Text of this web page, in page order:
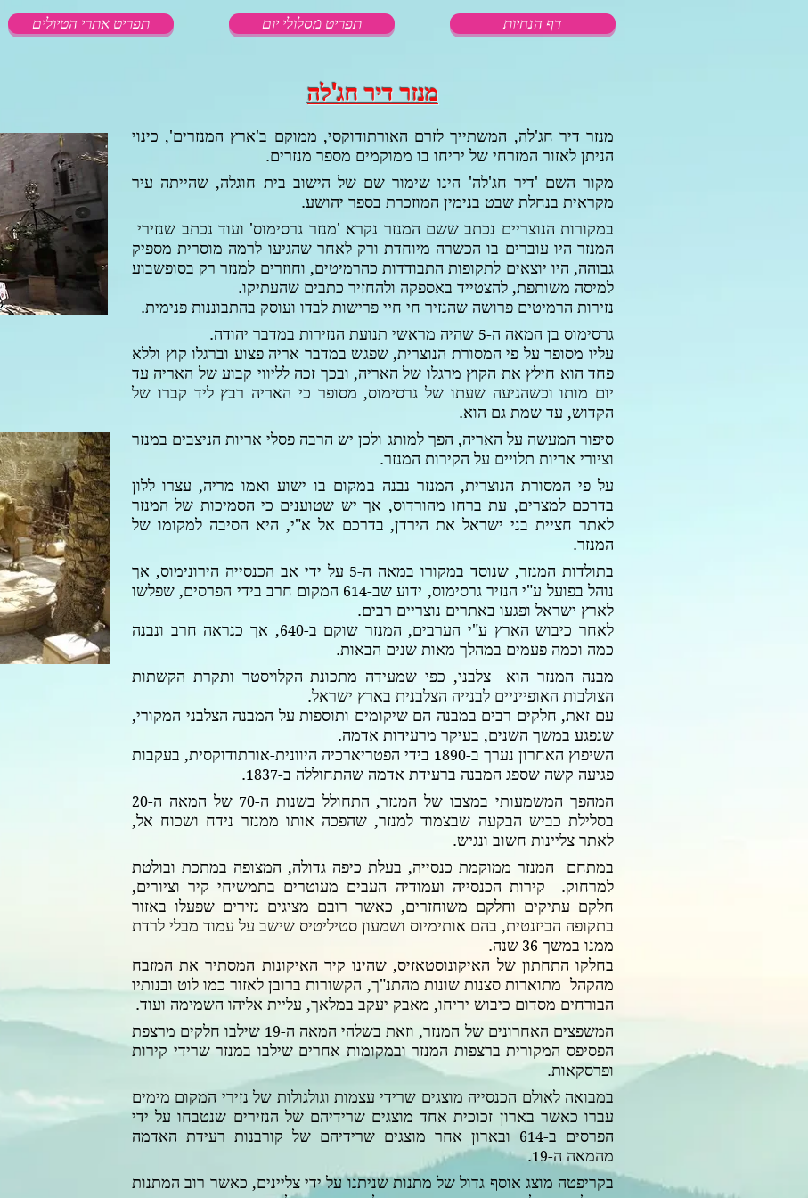
תפריט אתרי הטיולים תפריט מסלולי יום דף הנחיות
מנזר דיר חג'לה
מנזר דיר חג'לה, המשתייך לזרם האורתודוקסי, ממוקם ב'ארץ המנזרים', כינוי
הניתן לאזור המזרחי של יריחו בו ממוקמים מספר מנזרים.
מקור השם 'דיר חג'לה' הינו שימור שם של הישוב בית חוגלה, שהייתה עיר
מקראית בנחלת שבט בנימין המוזכרת בספר יהושע.
במקורות הנוצריים נכתב ששם המנזר נקרא 'מנזר גרסימוס' ועוד נכתב שנזירי
המנזר היו עוברים בו הכשרה מיוחדת ורק לאחר שהגיעו לרמה מוסרית מספיק
גבוהה, היו יוצאים לתקופות התבודדות כהרמיטים, וחוזרים למנזר רק בסופשבוע
למיסה משותפת, להצטייד באספקה ולהחזיר כתבים שהעתיקו.
נזירות הרמיטים פרושה שהנזיר חי חיי פרישות לבדו ועוסק בהתבוננות פנימית.
גרסימוס בן המאה ה-5 שהיה מראשי תנועת הנזירות במדבר יהודה.
עליו מסופר על פי המסורת הנוצרית, שפגש במדבר אריה פצוע וברגלו קוץ וללא
פחד הוא חילץ את הקוץ מרגלו של האריה, ובכך זכה לליווי קבוע של האריה עד
יום מותו וכשהגיעה שעתו של גרסימוס, מסופר כי האריה רבץ ליד קברו של
הקדוש, עד שמת גם הוא.
סיפור המעשה על האריה, הפך למותג ולכן יש הרבה פסלי אריות הניצבים במנזר
וציורי אריות תלויים על הקירות המנזר.
על פי המסורת הנוצרית, המנזר נבנה במקום בו ישוע ואמו מריה, עצרו ללון
בדרכם למצרים, עת ברחו מהורדוס, אך יש שטוענים כי הסמיכות של המנזר
לאתר חציית בני ישראל את הירדן, בדרכם אל א"י, היא הסיבה למקומו של
המנזר.
בתולדות המנזר, שנוסד במקורו במאה ה-5 על ידי אב הכנסייה הירונימוס, אך
נוהל בפועל ע"י הנזיר גרסימוס, ידועשב-614 המקום חרב בידי הפרסים, שפלשו
לארץ ישראל ופגעו באתרים נוצריים רבים.
לאחר כיבוש הארץ ע"י הערבים, המנזר שוקם ב-640, אך כנראה חרב ונבנה
כמה וכמה פעמים במהלך מאות שנים הבאות.
מבנה המנזר הוא צלבני, כפי שמעידה מתכונת הקלויסטר ותקרת הקשתות
הצולבות האופייניים לבנייה הצלבנית בארץ ישראל.
עם זאת, חלקים רבים במבנה הם שיקומים ותוספות על המבנה הצלבני המקורי,
שנפגע במשך השנים, בעיקר מרעידות אדמה.
השיפוץ האחרון נערך ב-1890 בידי הפטריארכיה היוונית-אורתודוקסית, בעקבות
פגיעה קשה שספג המבנה ברעידת אדמה שהתחוללה ב-1837
.
המהפך המשמעותי במצבו של המנזר, התחולל בשנות ה-70 של המאה ה-20
בסלילת כביש הבקעה שבצמוד למנזר, שהפכה אותו ממנזר נידח ושכוח אל,
לאתר צליינות חשוב ונגיש.
במתחם המנזר ממוקמת כנסייה, בעלת כיפה גדולה, המצופה במתכת ובולטת
למרחוק. קירות הכנסייה ועמודיה העבים מעוטרים בתמשיחי קיר וציורים,
חלקם עתיקים וחלקם משוחזרים, כאשר רובם מציגים נזירים שפעלו באזור
בתקופה הביזנטית, בהם אותימיוס ושמעון סטיליטיס שישב על עמוד מבלי לרדת
ממנו במשך 36 שנה.
בחלקו התחתון של האיקונוסטאזיס, שהינו קיר האיקונות המסתיר את המזבח
מהקהל מתוארות סצנות שונות מהתנ"ך, הקשורות ברובן לאזור כמו לוט ובנותיו
הבורחים מסדום כיבוש יריחו, מאבק יעקב במלאך, עליית אליהו השמימה ועוד.
המשפצים האחרונים של המנזר, וזאת בשלהי המאה ה-19 שילבו חלקים מרצפת
הפסיפס המקורית ברצפות המנזר ובמקומות אחריםשילבו במנזר שרידי קירות
ופרסקאות.
במבואה לאולם הכנסייה מוצגים שרידי עצמות וגולגולות של נזירי המקום מימים
עברו כאשר בארון זכוכית אחד מוצגים שרידיהם של הנזירים שנטבחו על ידי
הפרסים ב-614
ובארון אחר מוצגים שרידיהם של קורבנות רעידת האדמה
מהמאה ה-19
.
בקריפטה מוצג אוסף גדול של מתנות שניתנו על ידי צליינים, כאשר רוב המתנות